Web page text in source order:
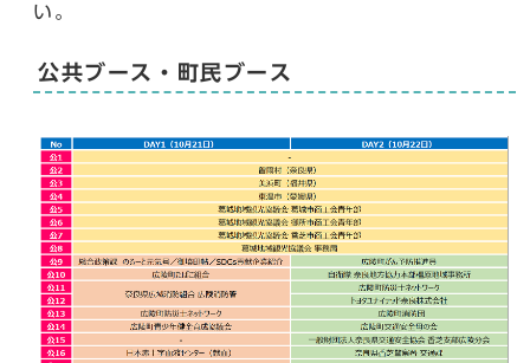
い。
公共ブース・町民ブース